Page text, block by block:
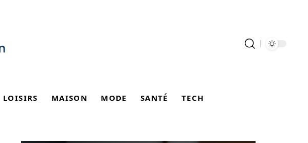
LOISIRS MAISON MODE SANTÉ TECH